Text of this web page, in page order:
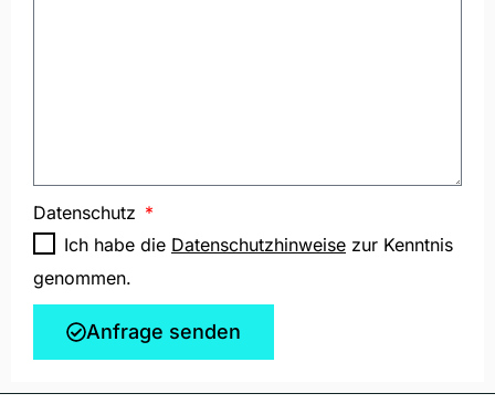
Datenschutz
Ich habe die Datenschutzhinweise zur Kenntnis
genommen.
Anfrage senden